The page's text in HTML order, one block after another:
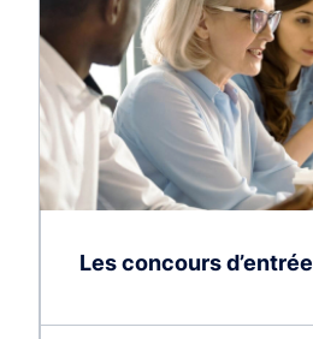
Les concours d’entrée